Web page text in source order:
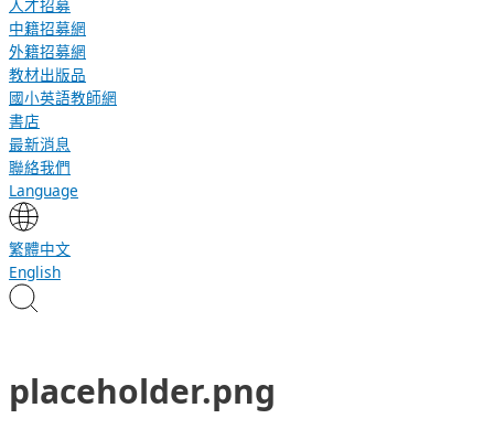
人才招募
中籍招募網
外籍招募網
教材出版品
國小英語教師網
書店
最新消息
聯絡我們
Language
繁體中文
English
placeholder.png